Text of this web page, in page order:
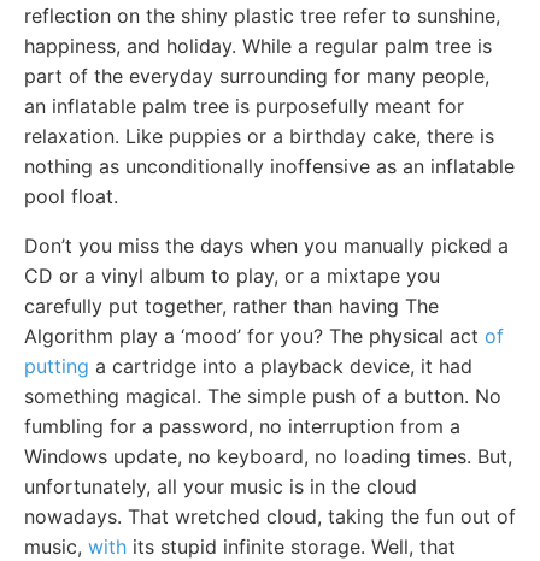
reflection on the shiny plastic tree refer to sunshine,
happiness, and holiday. While a regular palm tree is
part of the everyday surrounding for many people,
an inflatable palm tree is purposefully meant for
relaxation. Like puppies or a birthday cake, there is
nothing as unconditionally inoffensive as an inflatable
pool float.
Don’t you miss the days when you manually picked a
CD or a vinyl album to play, or a mixtape you
carefully put together, rather than having The
Algorithm play a ‘mood’ for you? The physical act of
putting a cartridge into a playback device, it had
something magical. The simple push of a button. No
fumbling for a password, no interruption from a
Windows update, no keyboard, no loading times. But,
unfortunately, all your music is in the cloud
nowadays. That wretched cloud, taking the fun out of
music, with its stupid infinite storage. Well, that